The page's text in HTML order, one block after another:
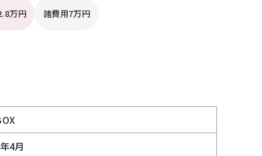
万円 諸費用7万円
4月